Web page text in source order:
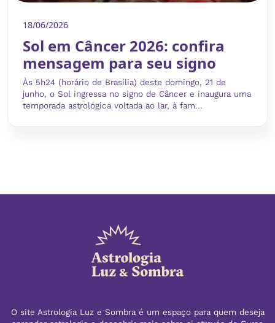
18/06/2026
Sol em Câncer 2026: confira
mensagem para seu signo
Às 5h24 (horário de Brasília) deste domingo, 21 de
junho, o Sol ingressa no signo de Câncer e inaugura uma
temporada astrológica voltada ao lar, à fam...
O site Astrologia Luz e Sombra é um espaço para quem deseja